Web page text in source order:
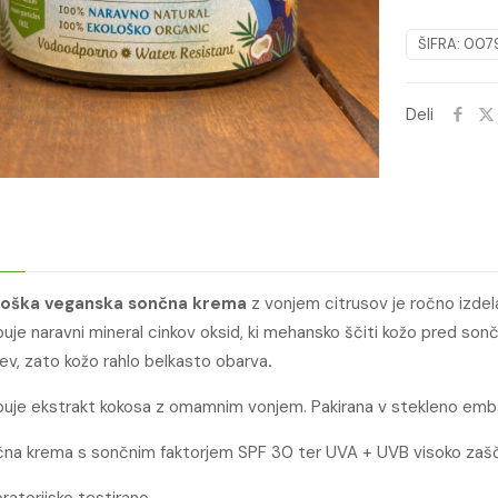
KOKOS
ŠIFRA:
Deli
veganska sončna krema z vonjem citrusov je ročno
naravni mineral cinkov oksid, ki mehansko ščiti kožo pred
zato kožo rahlo belkasto obarva.
ekstrakt kokosa z omamnim vonjem. Pakirana v stekleno
krema s sončnim faktorjem SPF 30 ter UVA + UVB visoko